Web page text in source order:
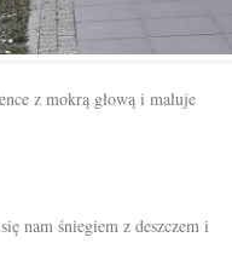
z mokrą głową i maluje
nam śniegiem z deszczem i